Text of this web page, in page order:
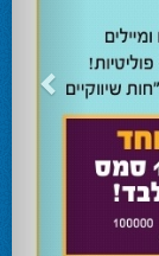
24.02.24
ביום
העיר.
שמעון